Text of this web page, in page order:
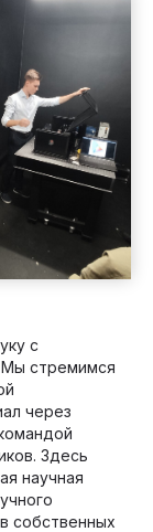
с
Мы стремимся
через
Здесь
научная
собственных